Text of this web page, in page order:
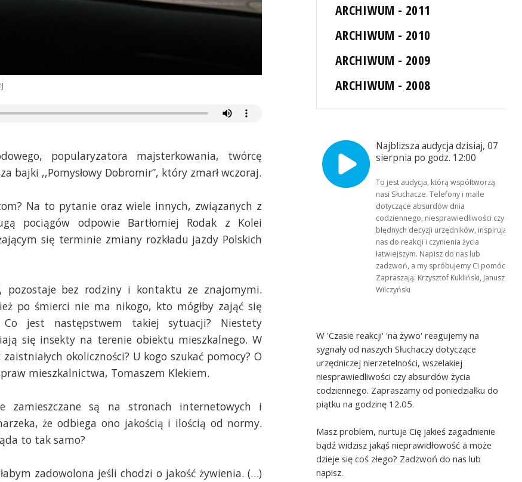
popularyzatora majsterkowania, twórcę
bajki ,,Pomysłowy Dobromir”, który zmarł wczoraj.
Na to pytanie oraz wiele innych, związanych z
pociągów odpowie Bartłomiej Rodak z Kolei
się terminie zmiany rozkładu jazdy Polskich
pozostaje bez rodziny i kontaktu ze znajomymi.
po śmierci nie ma nikogo, kto mógłby zająć się
jest następstwem takiej sytuacji? Niestety
się insekty na terenie obiektu mieszkalnego. W
okoliczności? U kogo szukać pomocy? O
mieszkalnictwa, Tomaszem Klekiem.
zamieszczane są na stronach internetowych i
że odbiega ono jakością i ilością od normy.
to tak samo?
zadowolona jeśli chodzi o jakość żywienia. (…)
ARCHIWUM - 2011
ARCHIWUM - 2010
ARCHIWUM - 2009
ARCHIWUM - 2008
Najbliższa audycja dzisiaj, 07
sierpnia po godz. 12:00
To jest audycja, którą współtworzą
nasi Słuchacze. Telefony i maile
dotyczące absurdów dnia
codziennego, niesprawiedliwości czy
błędnych decyzji urzędników, inspirują
nas do reakcji i czynienia życia
łatwiejszym. Napisz do nas lub
zadzwoń, a my spróbujemy Ci pomóc.
Zapraszają: Krzysztof Kukliński, Janusz
Wilczyński
W 'Czasie reakcji' 'na żywo' reagujemy na
sygnały od naszych Słuchaczy dotyczące
urzędniczej nierzetelności, wszelakiej
niesprawiedliwości czy absurdów życia
codziennego. Zapraszamy od poniedziałku do
piątku na godzinę 12.05.
Masz problem, nurtuje Cię jakieś zagadnienie
bądź widzisz jakąś nieprawidłowość a może
dzieje się coś złego? Zadzwoń do nas lub
napisz.